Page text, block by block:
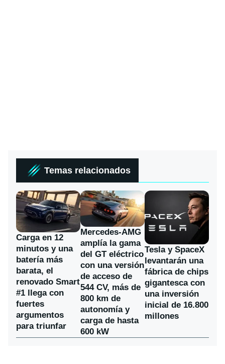
Temas relacionados
Carga en 12
minutos y una
batería más
barata, el
renovado Smart
#1 llega con
fuertes
argumentos
para triunfar
Mercedes-AMG
amplía la gama
del GT eléctrico
con una versión
de acceso de
544 CV, más de
800 km de
autonomía y
carga de hasta
600 kW
Tesla y SpaceX
levantarán una
fábrica de chips
gigantesca con
una inversión
inicial de 16.800
millones